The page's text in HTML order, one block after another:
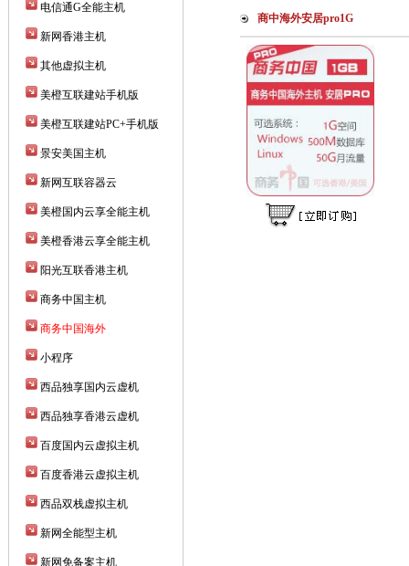
电信通G全能主机
新网香港主机
其他虚拟主机
美橙互联建站手机版
美橙互联建站PC+手机版
景安美国主机
新网互联容器云
美橙国内云享全能主机
美橙香港云享全能主机
阳光互联香港主机
商务中国主机
商务中国海外
小程序
西品独享国内云虚机
西品独享香港云虚机
百度国内云虚拟主机
百度香港云虚拟主机
西品双栈虚拟主机
新网全能型主机
新网免备案主机
商中海外安居pro1G